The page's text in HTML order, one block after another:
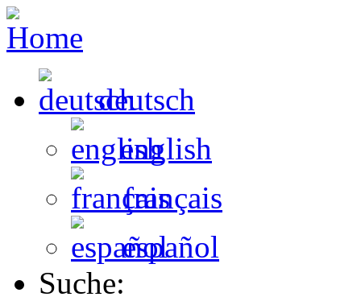
deutsch
english
français
español
Suche: